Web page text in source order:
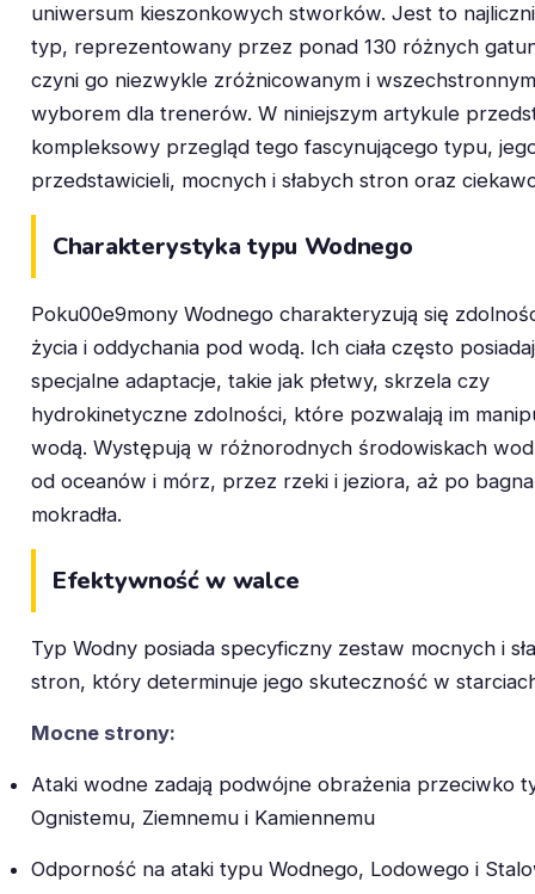
uniwersum kieszonkowych stworków. Jest to
typ, reprezentowany przez ponad 130 różnych
czyni go niezwykle zróżnicowanym i wszechstronnym
wyborem dla trenerów. W niniejszym artykule
kompleksowy przegląd tego fascynującego typu,
przedstawicieli, mocnych i słabych stron oraz
Charakterystyka typu Wodnego
Poku00e9mony Wodnego charakteryzują się
życia i oddychania pod wodą. Ich ciała często
specjalne adaptacje, takie jak płetwy, skrzela czy
hydrokinetyczne zdolności, które pozwalają im
wodą. Występują w różnorodnych środowiskach
od oceanów i mórz, przez rzeki i jeziora, aż po
mokradła.
Efektywność w walce
Typ Wodny posiada specyficzny zestaw mocnych i
stron, który determinuje jego skuteczność w
Mocne strony:
Ataki wodne zadają podwójne obrażenia przeciwko
Ognistemu, Ziemnemu i Kamiennemu
Odporność na ataki typu Wodnego, Lodowego i